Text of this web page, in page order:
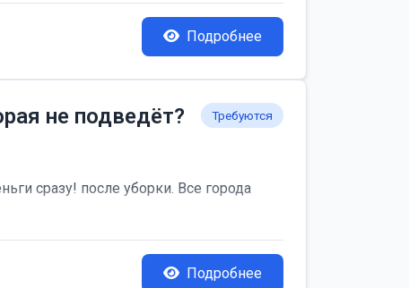
Подробнее
не подведёт? Требуются
сразу! после уборки. Все города
Подробнее